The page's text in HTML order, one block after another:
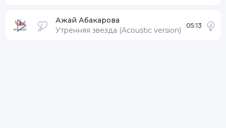
Ажай Абакарова
Утренняя звезда (Acoustic version)
05:13